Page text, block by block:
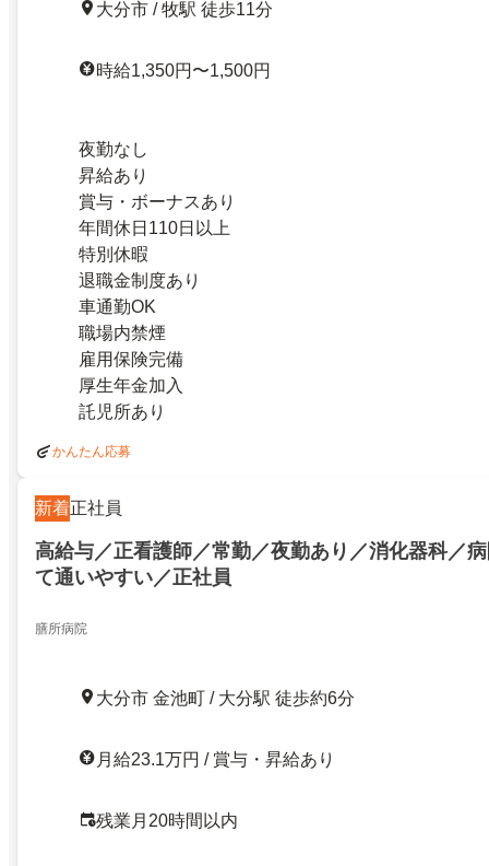
大分市 / 牧駅 徒歩11分
時給1,350円〜1,500円
夜勤なし
昇給あり
賞与・ボーナスあり
年間休日110日以上
特別休暇
退職金制度あり
車通勤OK
職場内禁煙
雇用保険完備
厚生年金加入
託児所あり
かんたん応募
新着正社員
高給与／正看護師／常勤／夜勤あり／消化器科／
て通いやすい／正社員
膳所病院
大分市 金池町 / 大分駅 徒歩約6分
月給23.1万円 / 賞与・昇給あり
残業月20時間以内